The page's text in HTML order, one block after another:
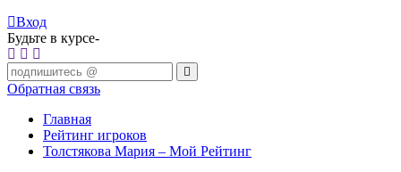
Вход
Будьте в курсе-
Обратная связь
Главная
Рейтинг игроков
Толстякова Мария – Мой Рейтинг